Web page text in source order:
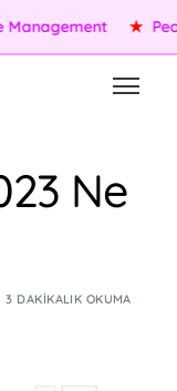
★
Ne
3 DAKIKALIK OKUMA